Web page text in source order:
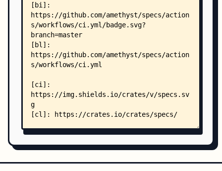
    │   │       ├── 08_join.md
    │   │       ├── 09_parallel_join.md
    │   │       ├── 10_rendering.md
    │   │       ├── 11_advanced_component.md
    │   │       ├── 12_tracked.md
    │   │       ├── 13_saveload.md
    │   │       ├── 14_troubleshooting.md
    │   └── website/
    │       ├── config.toml
    │       ├── content/
    │       │   ├── _index.md
    │       │       └── docs.md
    │       └── themes/
    │               ├── README.md